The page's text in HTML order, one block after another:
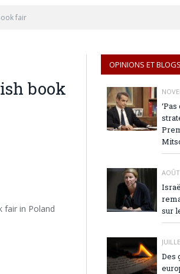
fair
book
fair in Poland
OPINIONS ET BLOGS
sur
Des